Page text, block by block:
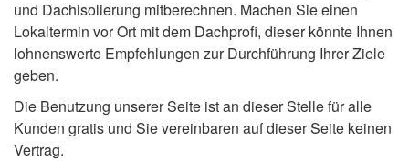
und Dachisolierung mitberechnen. Machen Sie einen
Lokaltermin vor Ort mit dem Dachprofi, dieser könnte Ihnen
lohnenswerte Empfehlungen zur Durchführung Ihrer Ziele
geben.
Die Benutzung unserer Seite ist an dieser Stelle für alle
Kunden gratis und Sie vereinbaren auf dieser Seite keinen
Vertrag.